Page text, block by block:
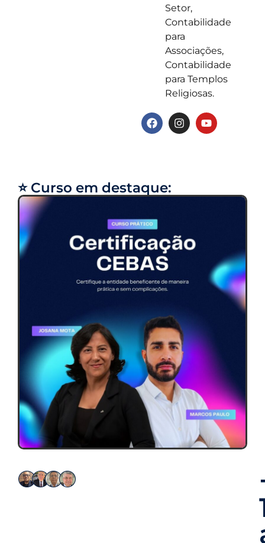
Setor,
Contabilidade
para
Associações,
Contabilidade
para Templos
Religiosas.
⭐ Curso em destaque: